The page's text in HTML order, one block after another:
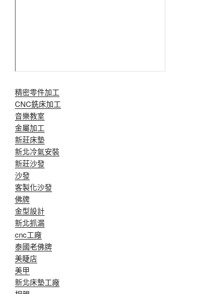
精密零件加工
CNC銑床加工
音樂教室
金屬加工
新莊床墊
新北冷氣安裝
新莊沙發
沙發
客製化沙發
佛牌
金型設計
新北抓漏
cnc工廠
泰國老佛牌
美睫店
美甲
新北床墊工廠